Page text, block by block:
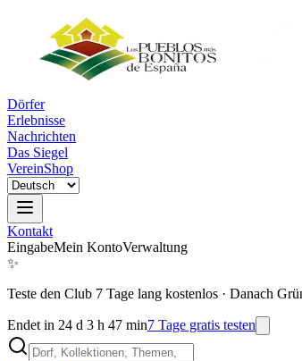
Dörfer
Erlebnisse
Nachrichten
Das Siegel
VereinShop
Kontakt
EingabeMein KontoVerwaltung
✨
Teste den Club 7 Tage lang kostenlos · Danach
Endet in 24 d 3 h 47 min7 Tage gratis testen